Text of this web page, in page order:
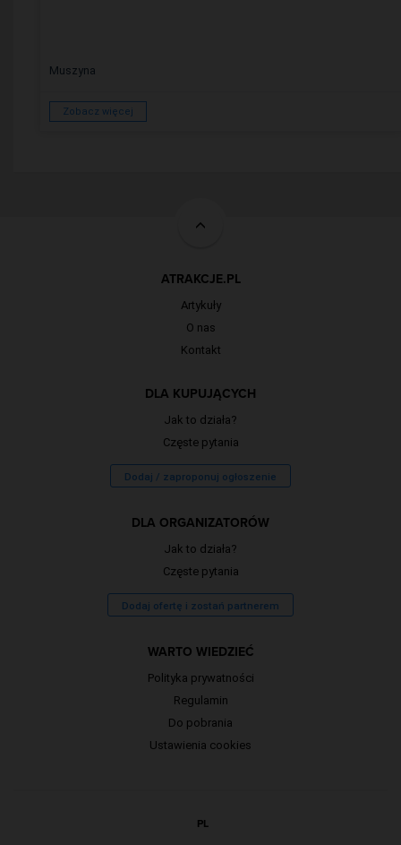
Muszyna
Zobacz więcej
ATRAKCJE.PL
Artykuły
O nas
Kontakt
DLA KUPUJĄCYCH
Jak to działa?
Częste pytania
Dodaj / zaproponuj ogłoszenie
DLA ORGANIZATORÓW
Jak to działa?
Częste pytania
Dodaj ofertę i zostań partnerem
WARTO WIEDZIEĆ
Polityka prywatności
Regulamin
Do pobrania
Ustawienia cookies
PL